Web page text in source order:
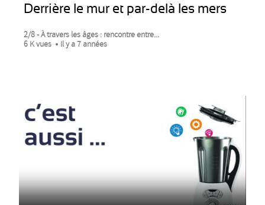
Derrière le mur et par-delà les mers
2/8 - À travers les âges : rencontre entre...
6 K vues
Il y a 7 années